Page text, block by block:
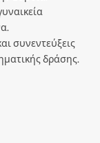
συνεντεύξεις
δράσης.